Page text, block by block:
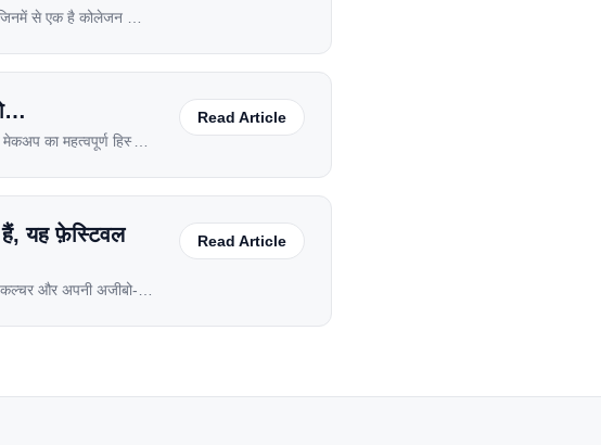
से एक है कोलेजन का
का महत्वपूर्ण हिस्सा
Read Article
हैं, यह फ़ेस्टिवल
कल्चर और अपनी अजीबो-
Read Article